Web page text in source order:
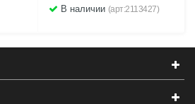
В наличии (арт:2113427)